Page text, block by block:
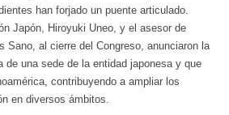
han forjado un puente articulado.
Japón, Hiroyuki Uneo, y el asesor de
Sano, al cierre del Congreso, anunciaron la
de una sede de la entidad japonesa y que
contribuyendo a ampliar los
en diversos ámbitos.